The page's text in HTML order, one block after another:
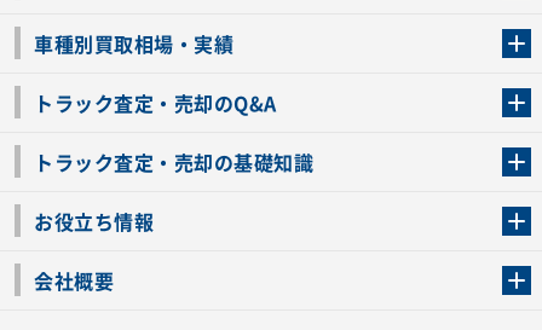
車種別買取相場・実績
トラック査定・売却のQ&A
トラック査定・売却の基礎知識
お役立ち情報
会社概要